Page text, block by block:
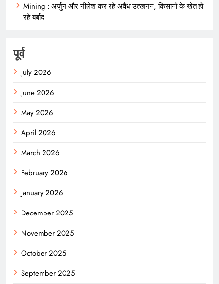
Mining : अर्जुन और नीलेश कर रहे अवैध उत्खनन, किसानों के खेत हो
रहे बर्बाद
पूर्व
July 2026
June 2026
May 2026
April 2026
March 2026
February 2026
January 2026
December 2025
November 2025
October 2025
September 2025